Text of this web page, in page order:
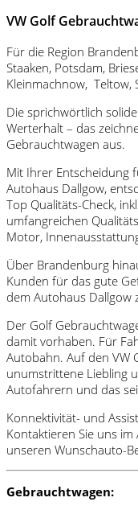
VW Golf
Für die Region
Staaken, Potsdam,
Kleinmachnow, Teltow,
Die sprichwörtlich
Werterhalt – das
Gebrauchtwagen aus.
Mit Ihrer Entscheidung
Autohaus Dallgow,
Top Qualitäts-Check,
umfangreichen
Motor,
Über Brandenburg
Kunden für das gute
dem Autohaus Dallgow
Der Golf
damit vorhaben. Für
Autobahn. Auf den VW
unumstrittene Liebling
Autofahrern und das
Konnektivität- und
Kontaktieren Sie uns
unseren Wunschauto-
Gebrauchtwagen: